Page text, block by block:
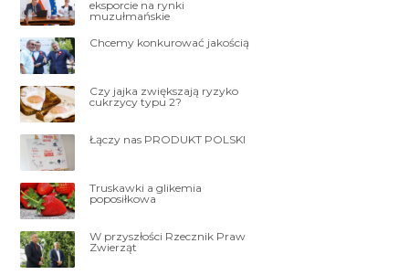
eksporcie na rynki
muzułmańskie
Chcemy konkurować jakością
Czy jajka zwiększają ryzyko
cukrzycy typu 2?
Łączy nas PRODUKT POLSKI
Truskawki a glikemia
poposiłkowa
W przyszłości Rzecznik Praw
Zwierząt